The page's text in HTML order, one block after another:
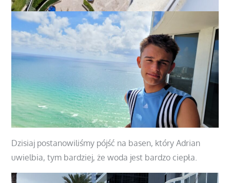
Dzisiaj postanowiliśmy pójść na basen, który Adrian
uwielbia, tym bardziej, że woda jest bardzo ciepła.